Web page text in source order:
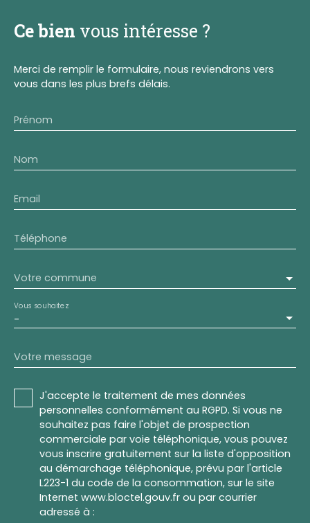
Ce bien vous intéresse ?
Merci de remplir le formulaire, nous reviendrons vers
vous dans les plus brefs délais.
Prénom
Nom
Email
Téléphone
Votre commune
-
Vous souhaitez
Votre message
J'accepte le traitement de mes données
personnelles conformément au RGPD. Si vous ne
souhaitez pas faire l'objet de prospection
commerciale par voie téléphonique, vous pouvez
vous inscrire gratuitement sur la liste d'opposition
au démarchage téléphonique, prévu par l'article
L223-1 du code de la consommation, sur le site
Internet www.bloctel.gouv.fr ou par courrier
adressé à :